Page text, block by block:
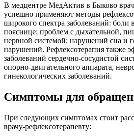
В медцентре МедАктив в Быково
успешно применяют методы
широкого спектра заболеваний: боли
пояснице; проблем с дыхательной,
нервной системой; нарушений сна и
нарушений. Рефлексотерапия также
заболеваний сердечно-сосудистой
опорно-двигательного аппарата,
гинекологических заболеваний.
Симптомы для
При следующих симптомах стоит
врачу-рефлексотерапевту: